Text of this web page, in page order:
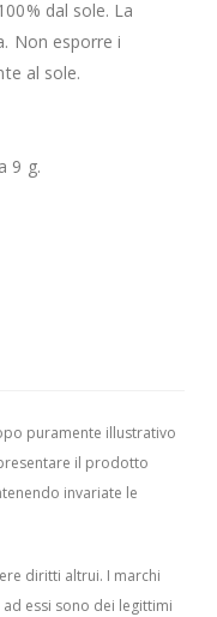
dal sole. La
Non esporre i
al sole.
9 g.
puramente illustrativo
il prodotto
invariate le
diritti altrui. I marchi
essi sono dei legittimi